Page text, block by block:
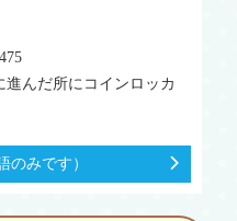
んだ所にコインロッカ
のみです）